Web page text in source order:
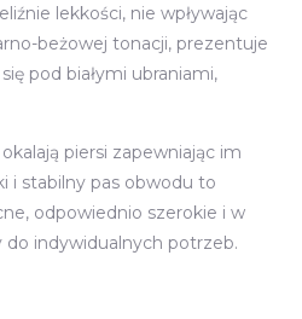
lekkości, nie wpływając
beżowej tonacji, prezentuje
pod białymi ubraniami,
piersi zapewniając im
i stabilny pas obwodu to
odpowiednio szerokie i w
do indywidualnych potrzeb.